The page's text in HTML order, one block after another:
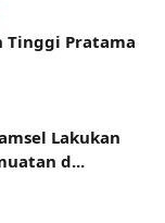
Tinggi Pratama
Lakukan
d...